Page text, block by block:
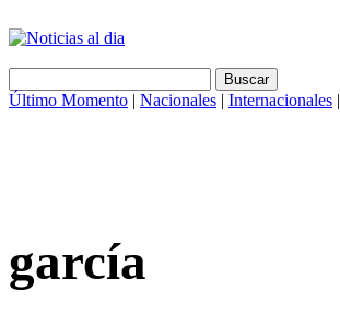
Último Momento | Nacionales | Internacionales |
garcía